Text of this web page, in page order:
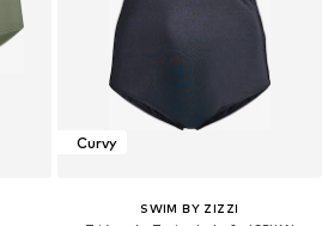
Curvy
SWIM BY ZIZZI